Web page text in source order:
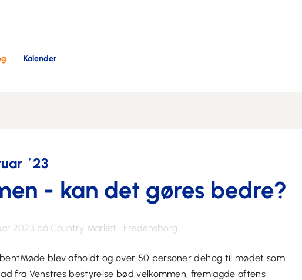
Kalender
´23
- kan det gøres bedre?
2023 på Country Market i Fredensborg
blev afholdt og over 50 personer deltog til mødet som
fra Venstres bestyrelse bød velkommen, fremlagde aftens